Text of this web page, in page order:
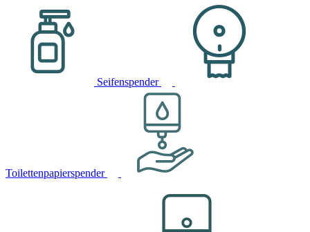
Seifenspender
Toilettenpapierspender